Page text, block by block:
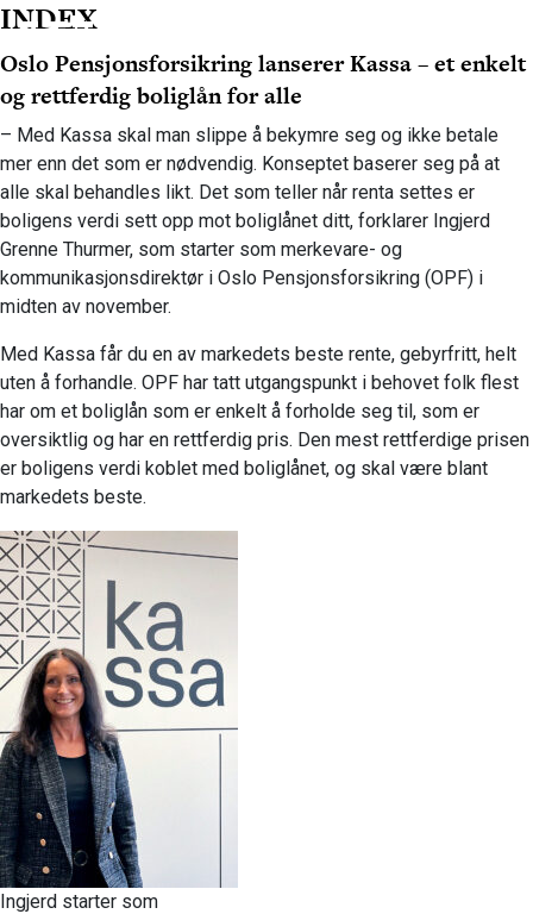
INDEX
Oslo Pensjonsforsikring lanserer Kassa – et enkelt
og rettferdig boliglån for alle
– Med Kassa skal man slippe å bekymre seg og ikke betale
mer enn det som er nødvendig. Konseptet baserer seg på at
alle skal behandles likt. Det som teller når renta settes er
boligens verdi sett opp mot boliglånet ditt, forklarer Ingjerd
Grenne Thurmer, som starter som merkevare- og
kommunikasjonsdirektør i Oslo Pensjonsforsikring (OPF) i
midten av november.
Med Kassa får du en av markedets beste rente, gebyrfritt, helt
uten å forhandle. OPF har tatt utgangspunkt i behovet folk flest
har om et boliglån som er enkelt å forholde seg til, som er
oversiktlig og har en rettferdig pris. Den mest rettferdige prisen
er boligens verdi koblet med boliglånet, og skal være blant
markedets beste.
Ingjerd starter som